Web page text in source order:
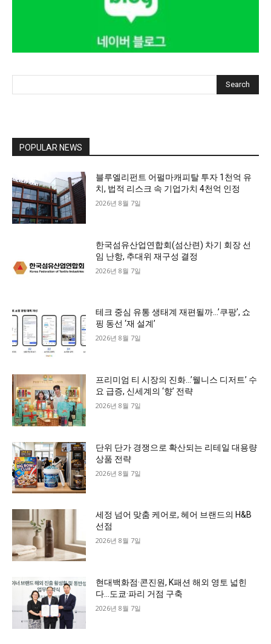
Search
POPULAR NEWS
블루엘리펀트 어펄마캐피탈 투자 1천억 유
치, 법적 리스크 속 기업가치 4천억 인정
2026년 8월 7일
한국섬유산업연합회(섬산련) 차기 회장 선
임 난항, 추대위 재구성 결정
2026년 8월 7일
테크 중심 유통 생태계 재편될까…’쿠팡’, 쇼
핑 동선 ‘재 설계’
2026년 8월 7일
프리미엄 티 시장의 진화…’웰니스 디저트’ 수
요 급증, 신세계의 ‘향’ 전략
2026년 8월 7일
단위 단가 경쟁으로 확산되는 리테일 대용량
상품 전략
2026년 8월 7일
세정 넘어 맞춤 케어로, 헤어 브랜드의 H&B
선점
2026년 8월 7일
현대백화점·콘진원, K패션 해외 영토 넓힌
다…도쿄·파리 거점 구축
2026년 8월 7일